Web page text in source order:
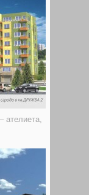
ателиета,